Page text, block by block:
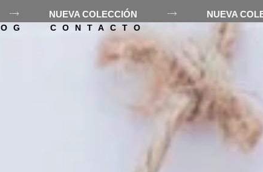
NUEVA COLECCIÓN
LOLÓ TIENDA
ALQUILER
CONTACTO